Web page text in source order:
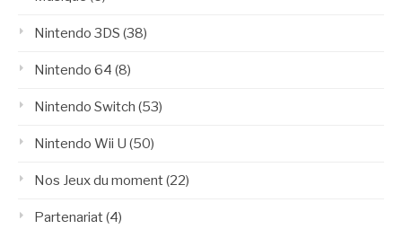
Nintendo 3DS (38)
Nintendo 64 (8)
Nintendo Switch (53)
Nintendo Wii U (50)
Nos Jeux du moment(22)
Partenariat(4)